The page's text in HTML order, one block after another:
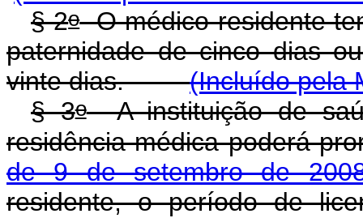
§ 2oO médico-residente
paternidade de cinco dias
vinte dias.(Incluído pela
§ 3oA instituição de
residência médica poderá
de 9 de setembro de
residente, o período de